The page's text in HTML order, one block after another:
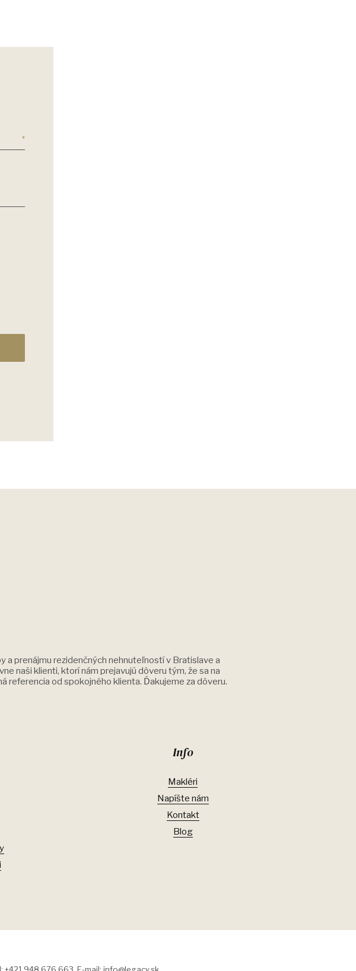
a prenájmu rezidenčných nehnuteľností v Bratislave a
naši klienti, ktorí nám prejavujú dôveru tým, že sa na
referencia od spokojného klienta. Ďakujeme za dôveru.
Info
Makléri
Napíšte nám
Kontakt
Blog
+421 948 676 663, E-mail: info@legacy.sk